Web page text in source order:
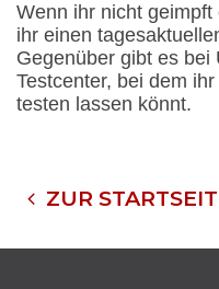
Wenn ihr nicht
ihr einen
Gegenüber gibt es bei
Testcenter, bei dem
testen lassen könnt.
ZUR